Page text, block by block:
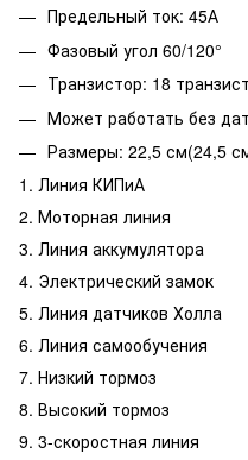
Предельный ток: 45А
Фазовый угол 60/120°
Транзистор: 18
Может работать без
Размеры: 22,5 см(24,5
1. Линия КИПиА
2. Моторная линия
3. Линия аккумулятора
4. Электрический замок
5. Линия датчиков Холла
6. Линия самообучения
7. Низкий тормоз
8. Высокий тормоз
9. 3-скоростная линия